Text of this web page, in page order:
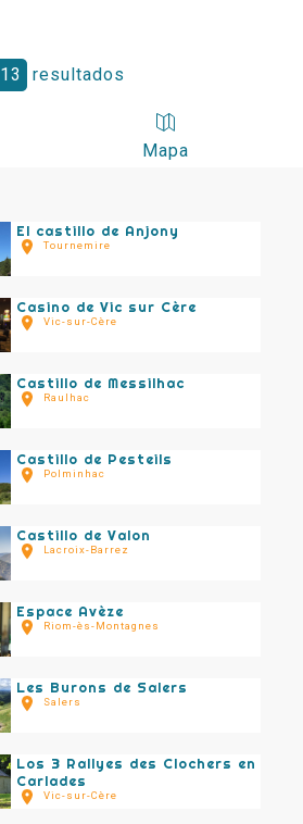
13 resultados
Mapa
El castillo de Anjony
Tournemire
Casino de Vic sur Cère
Vic-sur-Cère
Castillo de Messilhac
Raulhac
Castillo de Pesteils
Polminhac
Castillo de Valon
Lacroix-Barrez
Espace Avèze
Riom-ès-Montagnes
Les Burons de Salers
Salers
Los 3 Rallyes des Clochers en
Carlades
Vic-sur-Cère